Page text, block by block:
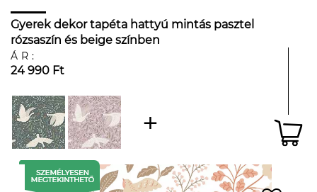
Gyerek dekor tapéta hattyú mintás pasztel
rózsaszín és beige színben
ÁR:
24 990 Ft